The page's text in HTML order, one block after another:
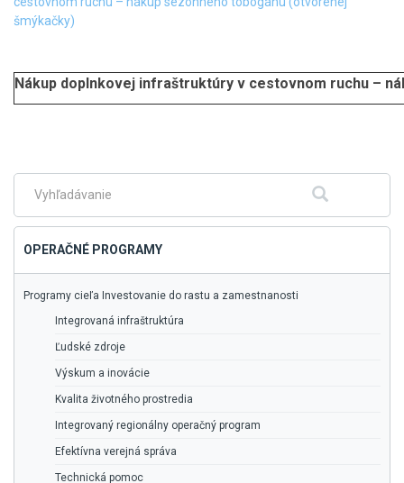
Nákup doplnkovej infraštruktúry v cestovnom ruchu –
hlavné
menu
Fulltextové
Hľadať
OPERAČNÉ PROGRAMY
Programy cieľa Investovanie do rastu a zamestnanosti
Integrovaná infraštruktúra
Ľudské zdroje
Výskum a inovácie
Kvalita životného prostredia
Integrovaný regionálny operačný program
Efektívna verejná správa
Technická pomoc